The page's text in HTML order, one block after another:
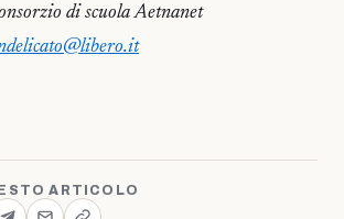
di scuola Aetnanet
ARTICOLO